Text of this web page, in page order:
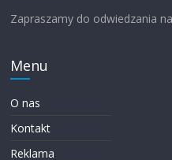
Zapraszamy do odwiedzania
Menu
O nas
Kontakt
Reklama